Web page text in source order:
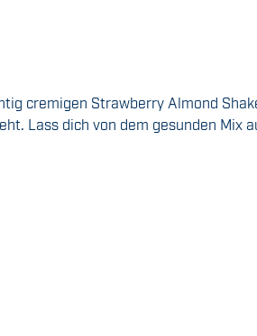
cremigen Strawberry Almond
Lass dich von dem gesunden Mix